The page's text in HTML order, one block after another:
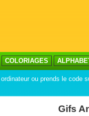
COLORIAGES
ou prends le code
Gifs